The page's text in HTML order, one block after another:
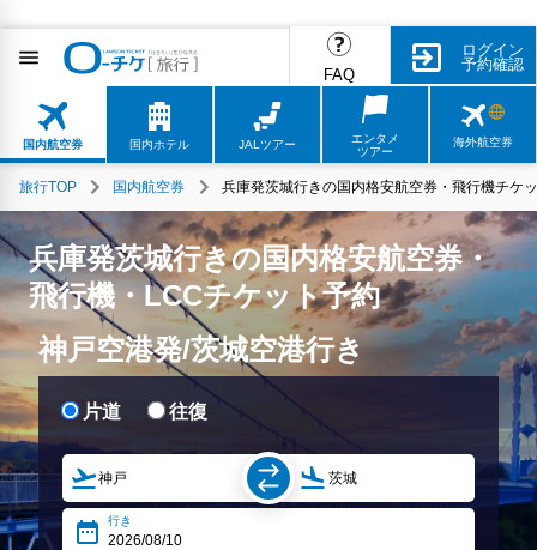
FAQ
ログイン
予約確認
国内航空券 国内ホテル JALツアー
エンタメ
ツアー
海外航空券
旅行TOP 国内航空券 兵庫発茨城行きの国内格安航空券・飛行機チケ
兵庫発茨城行きの国内格安航空券・
飛行機・LCCチケット予約
神戸空港発/茨城空港行き